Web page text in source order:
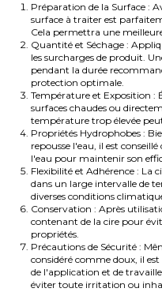
Préparation de la Surface :
surface à traiter est
Cela permettra une
Quantité et Séchage :
les surcharges de produit.
pendant la durée
protection optimale.
Température et Exposition :
surfaces chaudes ou
température trop élevée
Propriétés Hydrophobes :
repousse l'eau, il est
l'eau pour maintenir son
Flexibilité et Adhérence : La
dans un large intervalle de
diverses conditions
Conservation : Après
contenant de la cire pour
propriétés.
Précautions de Sécurité :
considéré comme doux, il
de l'application et de
éviter toute irritation ou